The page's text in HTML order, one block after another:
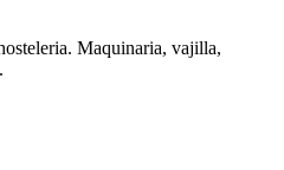
Maquinaria, vajilla,